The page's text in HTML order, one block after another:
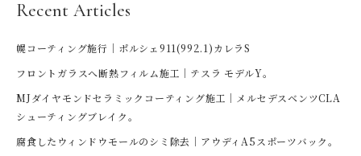
Recent Articles
幌コーティング施行｜ポルシェ911(992.1)カレラS
フロントガラスへ断熱フィルム施工｜テスラ モデルY。
MJダイヤモンドセラミックコーティング施工｜メルセデスベンツCLA
シューティングブレイク。
腐食したウィンドウモールのシミ除去｜アウディA5スポーツバック。